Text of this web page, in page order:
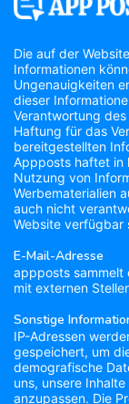
Die auf der
Informationen
Ungenauigkeiten
dieser
Verantwortung
Haftung für das
bereitgestellten
Appposts haftet in
Nutzung von
Werbematerialien
auch nicht
Website verfügbar
E-Mail-Adresse
appposts sammelt
mit externen
Sonstige
IP-Adressen
gespeichert, um
demografische
uns, unsere
anzupassen. Die